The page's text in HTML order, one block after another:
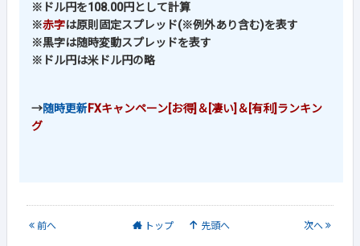
※ドル円を108.00円として計算
※赤字は原則固定スプレッド(※例外あり含む)を表す
※黒字は随時変動スプレッドを表す
※ドル円は米ドル円の略
→随時更新FXキャンペーン[お得]＆[凄い]＆[有利]ランキン
グ
前へ トップ 先頭へ 次へ